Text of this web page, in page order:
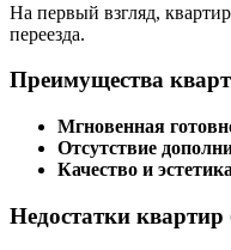
На первый взгляд,
переезда.
Преимущества
Мгновенная
Отсутствие
Качество и
Недостатки квартир